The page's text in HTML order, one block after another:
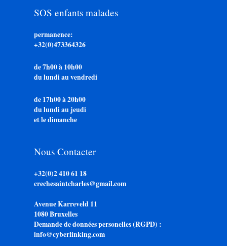
SOS enfants malades
permanence:
+32(0)473364326
de 7h00 à 10h00
du lundi au vendredi
de 17h00 à 20h00
du lundi au jeudi
et le dimanche
Nous Contacter
+32(0)2 410 61 18
crechesaintcharles@gmail.com
Avenue Karreveld 11
1080 Bruxelles
Demande de données personelles (RGPD) :
info@cyberlinking.com